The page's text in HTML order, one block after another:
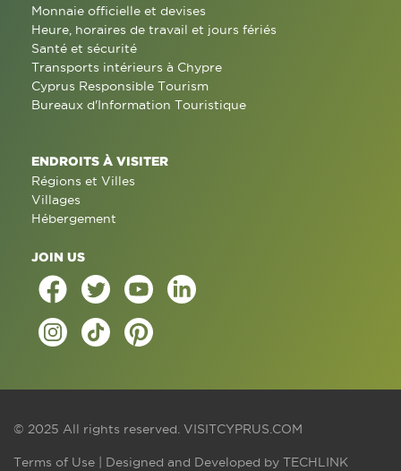
Monnaie officielle et devises
Heure, horaires de travail et jours fériés
Santé et sécurité
Transports intérieurs à Chypre
Cyprus Responsible Tourism
Bureaux d'Information Touristique
ENDROITS À VISITER
Régions et Villes
Villages
Hébergement
JOIN US
© 2025 All rights reserved. VISITCYPRUS.COM
Terms of Use | Designed and Developed by TECHLINK